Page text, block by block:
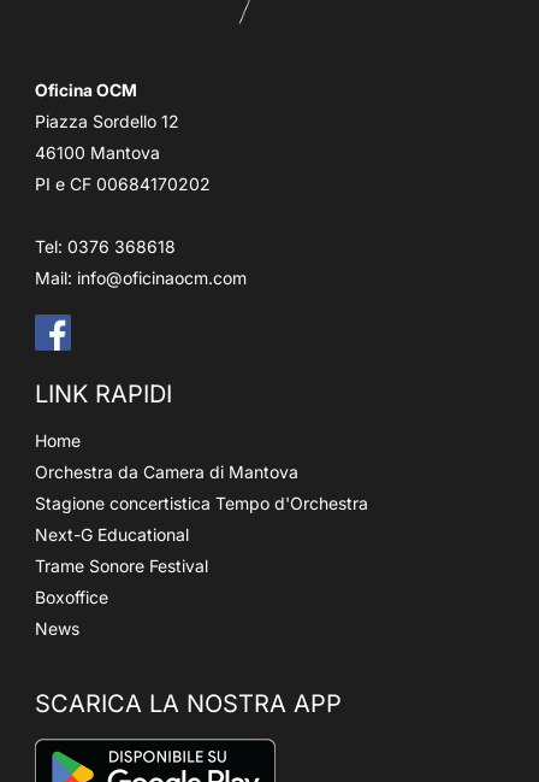
Oficina OCM
Piazza Sordello 12
46100 Mantova
PI e CF 00684170202
Tel: 0376 368618
Mail: info@oficinaocm.com
LINK RAPIDI
Home
Orchestra da Camera di Mantova
Stagione concertistica Tempo d'Orchestra
Next-G Educational
Trame Sonore Festival
Boxoffice
News
SCARICA LA NOSTRA APP